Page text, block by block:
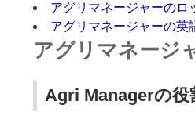
アグリマネージャーのロ
アグリマネージャーの英
アグリマネージ
Agri Managerの役